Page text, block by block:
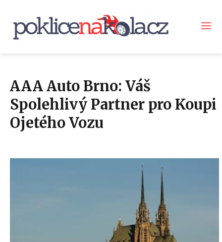
AAA Auto Brno: Váš
Spolehlivý Partner pro Koupi
Ojetého Vozu